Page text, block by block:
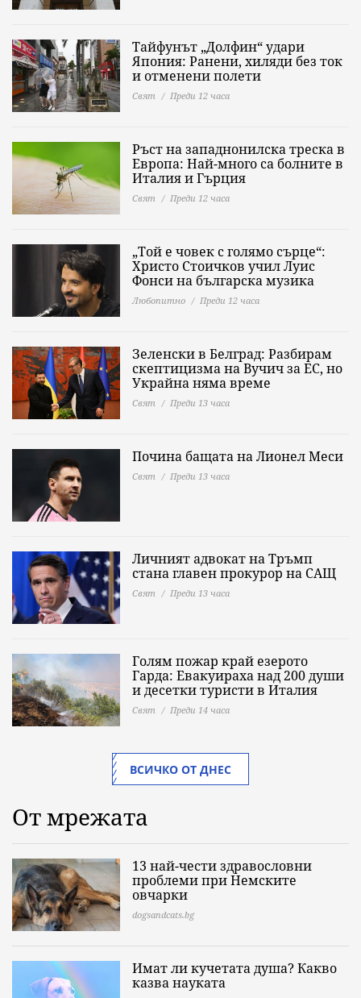
Тайфунът „Долфин“ удари
Япония: Ранени, хиляди без ток
и отменени полети
Свят Преди 12 часа
Ръст на западнонилска треска в
Европа: Най-много са болните в
Италия и Гърция
Свят Преди 12 часа
„Той е човек с голямо сърце“:
Христо Стоичков учил Луис
Фонси на българска музика
Любопитно Преди 12 часа
Зеленски в Белград: Разбирам
скептицизма на Вучич за ЕС, но
Украйна няма време
Свят Преди 13 часа
Почина бащата на Лионел Меси
Свят Преди 13 часа
Личният адвокат на Тръмп
стана главен прокурор на САЩ
Свят Преди 13 часа
Голям пожар край езерото
Гарда: Евакуираха над 200 души
и десетки туристи в Италия
Свят Преди 14 часа
ВСИЧКО ОТ ДНЕС
От мрежата
13 най-чести здравословни
проблеми при Немските
овчарки
dogsandcats.bg
Имат ли кучетата душа? Какво
казва науката